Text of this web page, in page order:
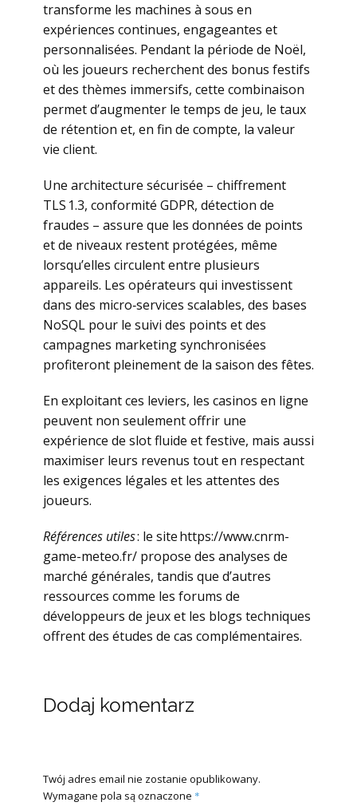
transforme les machines à sous en
expériences continues, engageantes et
personnalisées. Pendant la période de Noël,
où les joueurs recherchent des bonus festifs
et des thèmes immersifs, cette combinaison
permet d’augmenter le temps de jeu, le taux
de rétention et, en fin de compte, la valeur
vie client.
Une architecture sécurisée – chiffrement
TLS 1.3, conformité GDPR, détection de
fraudes – assure que les données de points
et de niveaux restent protégées, même
lorsqu’elles circulent entre plusieurs
appareils. Les opérateurs qui investissent
dans des micro‑services scalables, des bases
NoSQL pour le suivi des points et des
campagnes marketing synchronisées
profiteront pleinement de la saison des fêtes.
En exploitant ces leviers, les casinos en ligne
peuvent non seulement offrir une
expérience de slot fluide et festive, mais aussi
maximiser leurs revenus tout en respectant
les exigences légales et les attentes des
joueurs.
Références utiles: le site https://www.cnrm-
game-meteo.fr/ propose des analyses de
marché générales, tandis que d’autres
ressources comme les forums de
développeurs de jeux et les blogs techniques
offrent des études de cas complémentaires.
Dodaj komentarz
Twój adres email nie zostanie opublikowany.
Wymagane pola są oznaczone *